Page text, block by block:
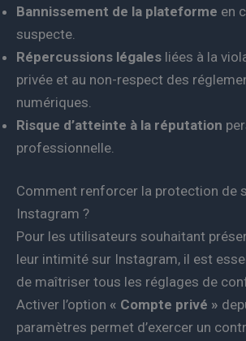
Bannissement de la plateforme en
suspecte.
Répercussions légales liées à la
privée et au non-respect des
numériques.
Risque d’atteinte à la réputation
professionnelle.
Comment renforcer la protection de
Instagram ?
Pour les utilisateurs souhaitant
leur intimité sur Instagram, il est
de maîtriser tous les réglages de
Activer l’option « Compte privé »
paramètres permet d’exercer un